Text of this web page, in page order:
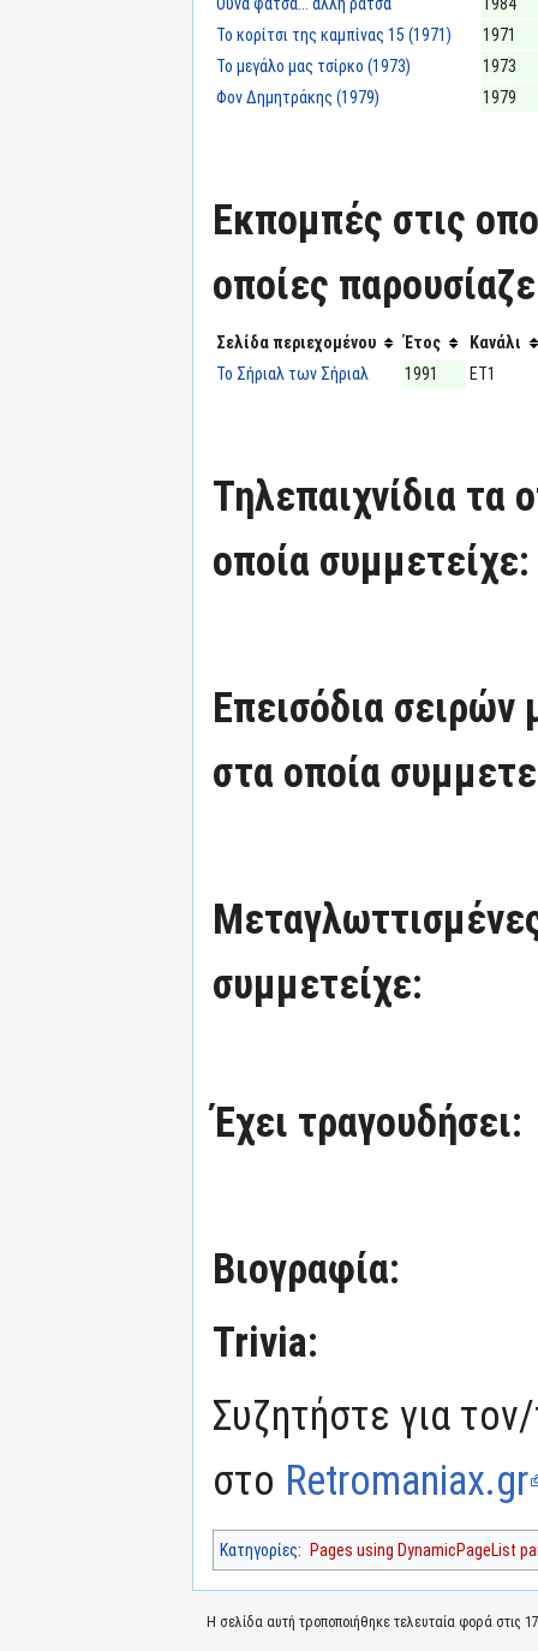
Το κορίτσι της καμπίνας 15 (1971)
1971
Το μεγάλο μας τσίρκο (1973)
1973
Φον Δημητράκης (1979)
1979
Εκπομπές στις
οποίες
Σελίδα περιεχομένου Έτος
Κανάλι
Το Σήριαλ των Σήριαλ
1991 ΕΤ1
Τηλεπαιχνίδια τα
οποία συμμετείχε:
Επεισόδια
στα οποία
συμμετείχε:
Έχει τραγουδήσει:
Βιογραφία:
Trivia:
Συζητήστε για
στο Retromaniax.gr
Κατηγορίες: Pages using DynamicPageList
Η σελίδα αυτή τροποποιήθηκε τελευταία φορά στις